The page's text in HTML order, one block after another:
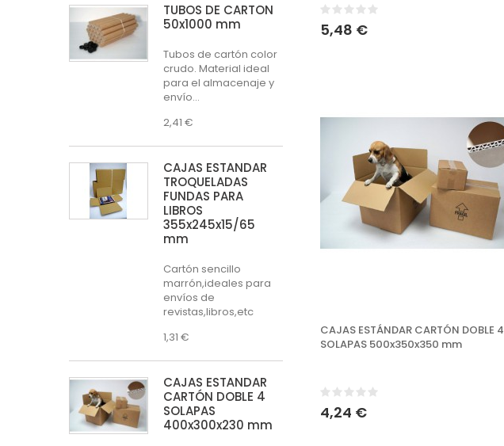
TUBOS DE CARTÓN
50x1000 mm
Tubos de cartón color
crudo. Material ideal
para el almacenaje y
envío...
2,41 €
CAJAS ESTÁNDAR
TROQUELADAS
FUNDAS PARA
LIBROS
355x245x15/65
mm
Cartón sencillo
marrón,ideales para
envíos de
revistas,libros,etc
1,31 €
CAJAS ESTÁNDAR
CARTÓN DOBLE 4
SOLAPAS
400x300x230 mm
5,48 €
CAJAS ESTÁNDAR CARTÓN DOBLE 4
SOLAPAS 500x350x350 mm
4,24 €